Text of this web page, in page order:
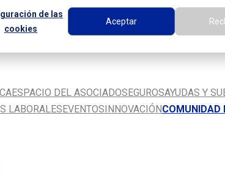
de las
cookies
Aceptar
Noticias
ESPACIO DEL ASOCIADOSEGUROSAYUDAS Y
LABORALESEVENTOSINNOVACIÓNCOMUNIDAD